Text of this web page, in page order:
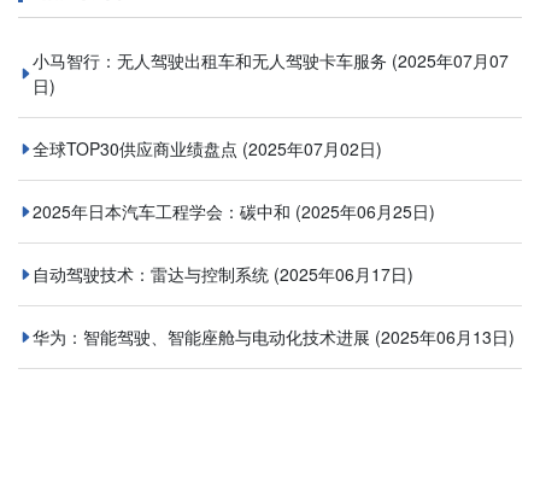
小马智行：无人驾驶出租车和无人驾驶卡车服务 (2025年07月07
日)
全球TOP30供应商业绩盘点 (2025年07月02日)
2025年日本汽车工程学会：碳中和 (2025年06月25日)
自动驾驶技术：雷达与控制系统 (2025年06月17日)
华为：智能驾驶、智能座舱与电动化技术进展 (2025年06月13日)